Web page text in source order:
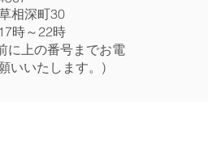
相深町30
時～22時
に上の番号までお電
いいたします。)